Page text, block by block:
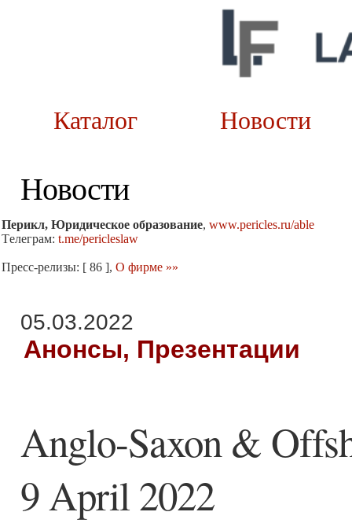
Каталог
Новости
Перикл, Юридическое образование, www.pericles.ru/able
Tелеграм: t.me/pericleslaw
Пресс-релизы: [ 86 ], О фирме »»
05.03.2022
Анонсы, Презентации
Anglo-Saxon &
9 April 2022